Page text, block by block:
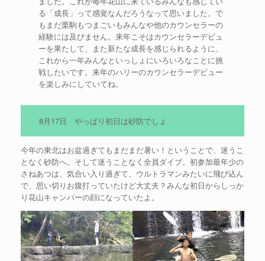
る「成長」って感覚なんだろうなって思いました。で
もまだ栗駒もつまごいもみんなや他のカウンセラーの
経験には及びません。来年こそはカウンセラーデビュ
ーを果たして、また新たな成長を感じられるように、
これから一年みんなといっしょにいろいろなことに挑
戦したいです。来年のハリーのカウンセラーデビュー
を楽しみにしていてね。
8月17日 やっぱり初日は砂防でしょ
今年の東北はお盆過ぎてもまだまだ暑い！ということで、迷うこ
となく砂防へ。そして迷うことなく全員ダイブ。初参加最年少の
さねあつは、気合い入り過ぎて、ウルトラマンみたいに飛び込ん
で、思い切りお腹打っていたけど大丈夫？みんな初日からしっか
り花山キャンパーの顔になっていたよ。